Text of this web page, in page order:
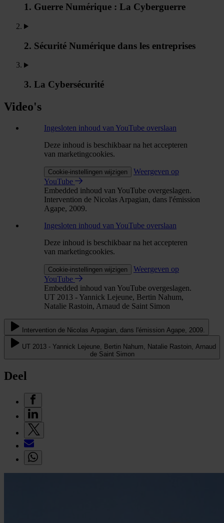
1. Guerre Numérique : La Cyberguerre
2. Sécurité Numérique dans les entreprises
3. La Cybersécurité
Video's
Ingesloten inhoud van YouTube overslaan
Deze inhoud is beschikbaar na het accepteren
van marketingcookies.
Cookie-instellingen wijzigen
Weergeven op
YouTube
Embedded inhoud van YouTube overgeslagen.
Intervention de Nicolas Arpagian, dans l'émission
Agape, 2009.
Ingesloten inhoud van YouTube overslaan
Deze inhoud is beschikbaar na het accepteren
van marketingcookies.
Cookie-instellingen wijzigen
Weergeven op
YouTube
Embedded inhoud van YouTube overgeslagen.
UT 2013 - Yannick Lejeune, Bertin Nahum,
Natalie Rastoin, Arnaud de Saint Simon
Intervention de Nicolas Arpagian, dans l'émission Agape, 2009.
UT 2013 - Yannick Lejeune, Bertin Nahum, Natalie Rastoin, Arnaud
de Saint Simon
Deel